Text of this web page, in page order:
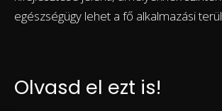
egészségügy lehet a fő alkalmazási
Olvasd el ezt is!